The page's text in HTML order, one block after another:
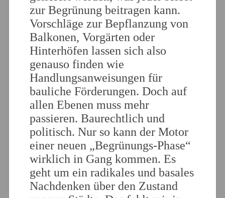
zur Begrünung beitragen kann.
Vorschläge zur Bepflanzung von
Balkonen, Vorgärten oder
Hinterhöfen lassen sich also
genauso finden wie
Handlungsanweisungen für
bauliche Förderungen. Doch auf
allen Ebenen muss mehr
passieren. Baurechtlich und
politisch. Nur so kann der Motor
einer neuen „Begrünungs-Phase“
wirklich in Gang kommen. Es
geht um ein radikales und basales
Nachdenken über den Zustand